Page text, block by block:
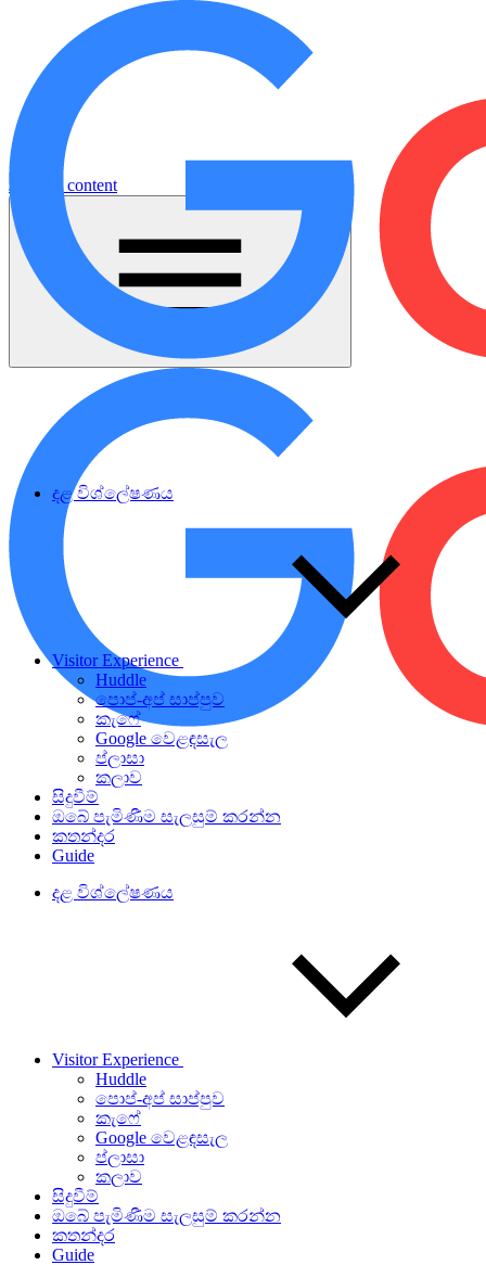
Jump to content
දළ විශ්ලේෂණය
Visitor Experience
Huddle
පොප්-අප් සාප්පුව
කැෆේ
Google වෙළඳසැල
ප්ලාසා
කලාව
සිදුවීම්
ඔබේ පැමිණීම සැලසුම් කරන්න
කතන්දර
Guide
දළ විශ්ලේෂණය
Visitor Experience
Huddle
පොප්-අප් සාප්පුව
කැෆේ
Google වෙළඳසැල
ප්ලාසා
කලාව
සිදුවීම්
ඔබේ පැමිණීම සැලසුම් කරන්න
කතන්දර
Guide